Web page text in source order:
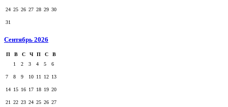
24 25 26 27 28 29 30
31
Сентябрь 2026
П В С Ч П С
В
1
2 3 4 5 6
7 8 9 10 11 12 13
14 15 16 17 18 19 20
21 22 23 24 25 26 27